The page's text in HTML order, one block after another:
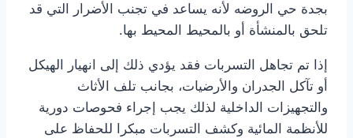
بجدة حي الروضه لأنه يساعد في تجنب الأضرار التي قد
تلحق بالمنشأة أو بالمحيط المحيط بها.
إذا تم تجاهل التسربات فقد يؤدي ذلك إلى انهيار الهيكل
أو تآكل الجدران والأرضيات، بجانب تلف الأثاث
والتجهيزات الداخلية لذلك يجب إجراء فحوصات دورية
للأنظمة المائية وكشف التسربات مبكرا للحفاظ على